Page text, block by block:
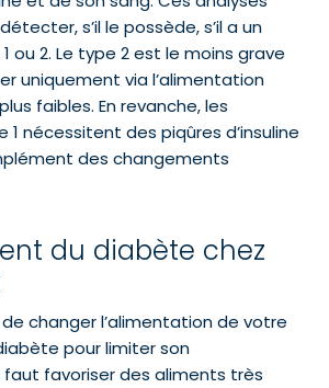
s’il le possède, s’il a un
ou 2. Le type 2 est le moins grave
uniquement via l’alimentation
faibles. En revanche, les
nécessitent des piqûres d’insuline
des changements
du diabète chez
changer l’alimentation de votre
pour limiter son
faut favoriser des aliments très